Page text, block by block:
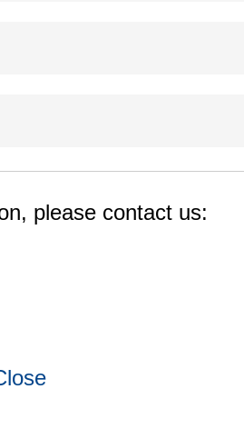
please contact us: